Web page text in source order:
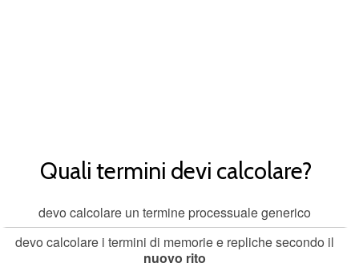
Quali termini devi calcolare?
devo calcolare un termine processuale generico
devo calcolare i termini di memorie e repliche secondo il
nuovo rito